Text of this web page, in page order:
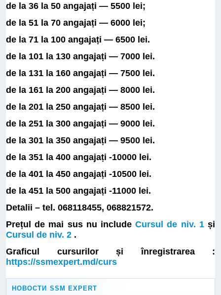
de la 36 la 50 angajați — 5500 lei;
de la 51 la 70 angajați — 6000 lei;
de la 71 la 100 angajați — 6500 lei.
de la 101 la 130 angajați — 7000 lei.
de la 131 la 160 angajați — 7500 lei.
de la 161 la 200 angajați — 8000 lei.
de la 201 la 250 angajați — 8500 lei.
de la 251 la 300 angajați — 9000 lei.
de la 301 la 350 angajați — 9500 lei.
de la 351 la 400 angajați -10000 lei.
de la 401 la 450 angajați -10500 lei.
de la 451 la 500 angajați -11000 lei.
Detalii – tel. 068118455, 068821572.
Prețul de mai sus nu includeCursul de niv. 1și
Cursul de niv. 2 .
Graficul cursurilor și înregistrarea :
https://ssmexpert.md/curs
НОВОСТИ SSM EXPERT